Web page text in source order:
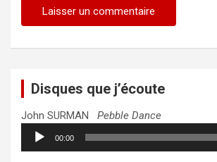
Disques que j’écoute
John SURMAN Pebble Dance
Lecteur
audio
00:00